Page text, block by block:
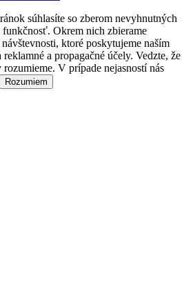
súhlasíte so zberom nevyhnutných
Okrem nich zbierame
ktoré poskytujeme naším
a propagačné účely. Vedzte, že
V prípade nejasností nás
Rozumiem